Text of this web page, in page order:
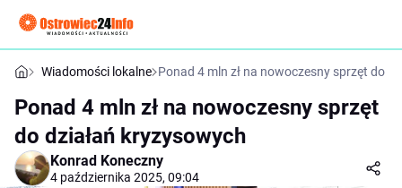
Wiadomości lokalne Ponad 4 mln zł na nowoczesny sprzęt do
Ponad 4 mln zł na nowoczesny sprzęt
do działań kryzysowych
Konrad Koneczny
4 października 2025, 09:04